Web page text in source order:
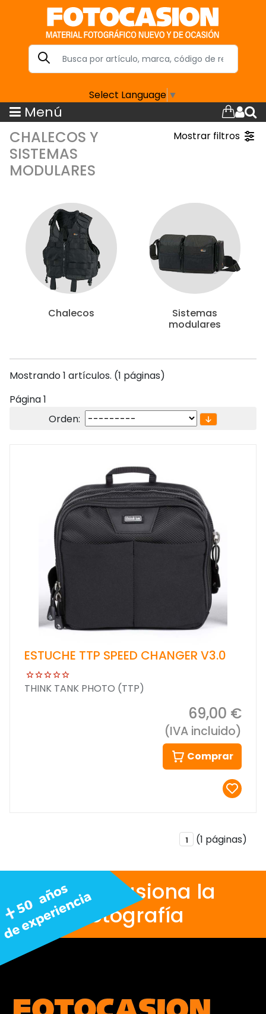
Select Language ▼
Menú
CHALECOS Y
SISTEMAS
MODULARES
Mostrar filtros
Chalecos
Sistemas
modulares
Mostrando 1 artículos. (1 páginas)
Página 1
Orden:
ESTUCHE TTP SPEED CHANGER V3.0
THINK TANK PHOTO (TTP)
69,00 €
(IVA incluido)
Comprar
1 (1 páginas)
Nos apasiona la
fotografía